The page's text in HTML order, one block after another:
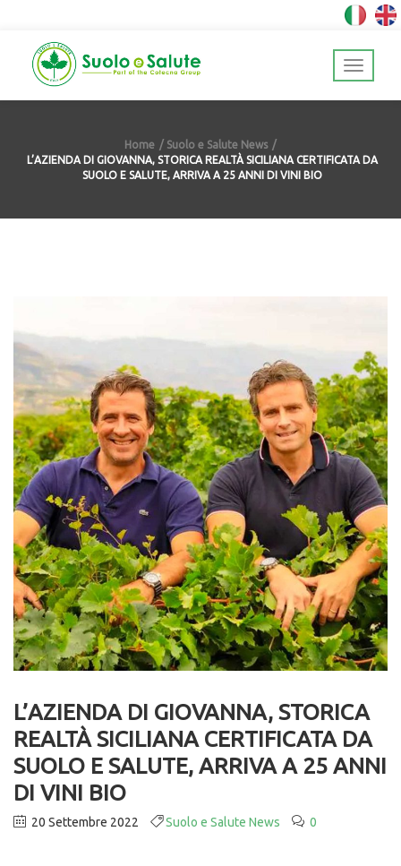
Home
Suolo e Salute News
L’AZIENDA DI GIOVANNA, STORICA REALTÀ SICILIANA CERTIFICATA DA
SUOLO E SALUTE, ARRIVA A 25 ANNI DI VINI BIO
L’AZIENDA DI GIOVANNA, STORICA
REALTÀ SICILIANA CERTIFICATA DA
SUOLO E SALUTE, ARRIVA A 25 ANNI
DI VINI BIO
20 Settembre 2022 Suolo e Salute News 0